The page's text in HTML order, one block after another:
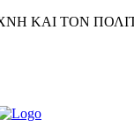
ΚΑΙ ΤΟΝ